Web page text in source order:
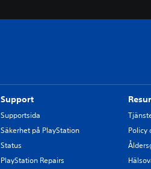
Support
Supportsida
Säkerhet på PlayStation
Status
PlayStation Repairs
Policy